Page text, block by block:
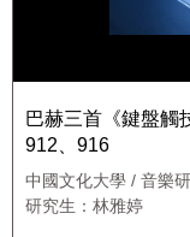
巴赫三首《鍵盤觸
912、916
中國文化大學 / 音樂
研究生：林雅婷